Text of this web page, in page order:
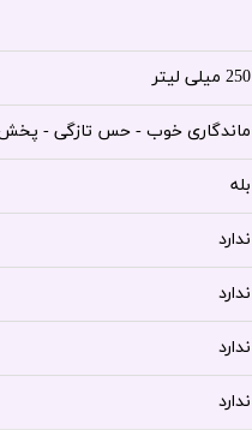
250 میلی لیتر
ماندگاری خوب - حس تازگی -
بله
ندارد
ندارد
ندارد
ندارد